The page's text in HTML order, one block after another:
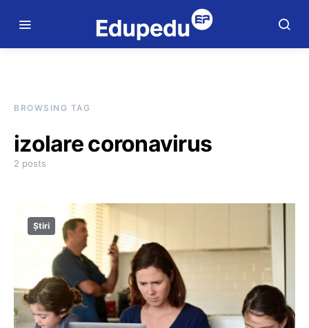
BROWSING TAG
izolare coronavirus
2 posts
Știri